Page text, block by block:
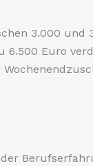
3.000 und
6.500 Euro